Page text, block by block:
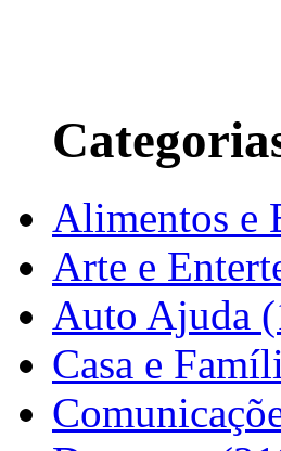
Alimentos e
Arte e
Auto Ajuda
Casa e